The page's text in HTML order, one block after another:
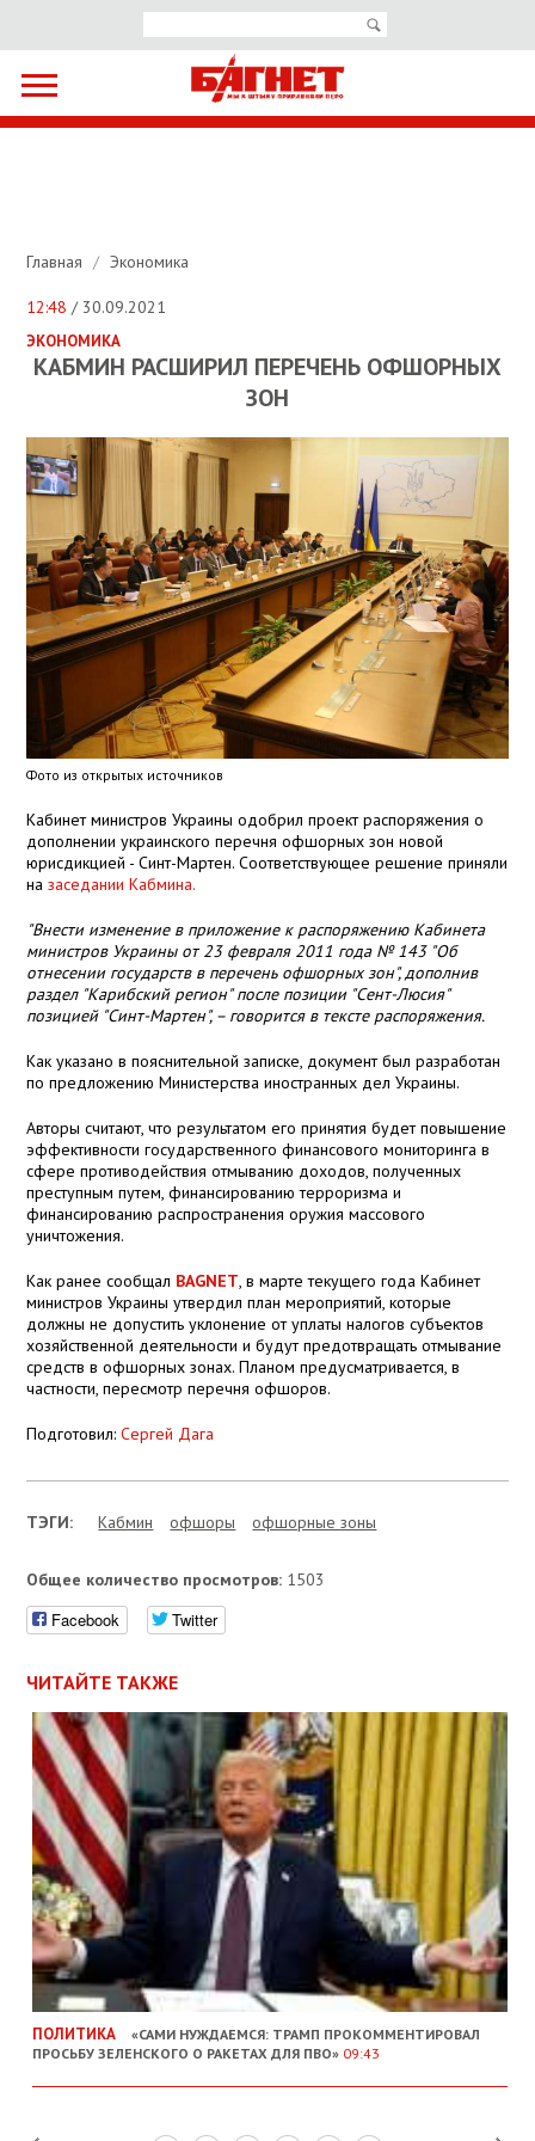
Главная / Экономика
12:48 / 30.09.2021
ЭКОНОМИКА
КАБМИН РАСШИРИЛ ПЕРЕЧЕНЬ ОФШОРНЫХ
ЗОН
Фото из открытых источников
Кабинет министров Украины одобрил проект распоряжения о
дополнении украинского перечня офшорных зон новой
юрисдикцией - Синт-Мартен. Соответствующее решение приняли
назаседании Кабмина.
"Внести изменение в приложение к распоряжению Кабинета
министров Украины от 23 февраля 2011 года № 143 "Об
отнесении государств в перечень офшорных зон", дополнив
раздел "Карибский регион" после позиции "Сент-Люсия"
позицией "Синт-Мартен", – говорится в тексте распоряжения.
Как указано в пояснительной записке, документ был разработан
по предложению Министерства иностранных дел Украины.
Авторы считают, что результатом его принятия будет повышение
эффективности государственного финансового мониторинга в
сфере противодействия отмыванию доходов, полученных
преступным путем, финансированию терроризма и
финансированию распространения оружия массового
уничтожения.
Как ранее сообщал BAGNET, в марте текущего года Кабинет
министров Украины утвердил план мероприятий, которые
должны не допустить уклонение от уплаты налогов субъектов
хозяйственной деятельности и будут предотвращать отмывание
средств в офшорных зонах. Планом предусматривается, в
частности, пересмотр перечня офшоров.
Подготовил:Сергей Дага
ТЭГИ: Кабмин офшоры офшорные зоны
Общее количество просмотров: 1503
Facebook Twitter
ЧИТАЙТЕ ТАКЖЕ
ПОЛИТИКА
«САМИ НУЖДАЕМСЯ: ТРАМП ПРОКОММЕНТИРОВАЛ
ПРОСЬБУ ЗЕЛЕНСКОГО О РАКЕТАХ ДЛЯ ПВО» 09:43